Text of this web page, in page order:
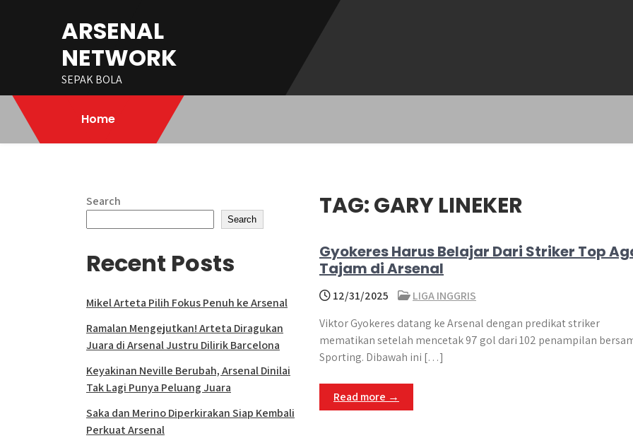
ARSENAL
NETWORK
SEPAK BOLA
Home
TAG:GARY LINEKER
Gyokeres Harus Belajar Dari Striker Top
Tajam di Arsenal
12/31/2025
LIGA INGGRIS
Viktor Gyokeres datang ke Arsenal dengan predikat striker
mematikan setelah mencetak 97 gol dari 102 penampilan
Sporting. Dibawah ini […]
Read more →
Search
Search
Recent Posts
Mikel Arteta Pilih Fokus Penuh ke Arsenal
Ramalan Mengejutkan! Arteta Diragukan
Juara di Arsenal Justru Dilirik Barcelona
Keyakinan Neville Berubah, Arsenal Dinilai
Tak Lagi Punya Peluang Juara
Saka dan Merino Diperkirakan Siap Kembali
Perkuat Arsenal